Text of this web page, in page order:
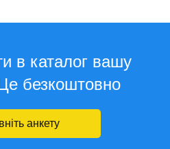
в каталог вашу
безкоштовно
анкету